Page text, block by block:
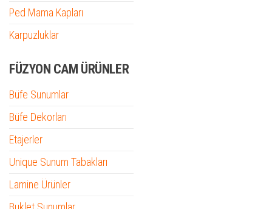
Ped Mama Kapları
Karpuzluklar
FÜZYON CAM ÜRÜNLER
Büfe Sunumlar
Büfe Dekorları
Etajerler
Unique Sunum Tabakları
Lamine Ürünler